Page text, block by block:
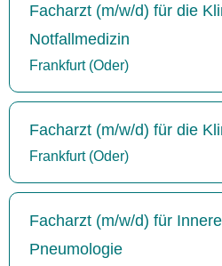
Facharzt (m/w/d) für die
Notfallmedizin
Frankfurt (Oder)
Facharzt (m/w/d) für die
Frankfurt (Oder)
Facharzt (m/w/d) für
Pneumologie